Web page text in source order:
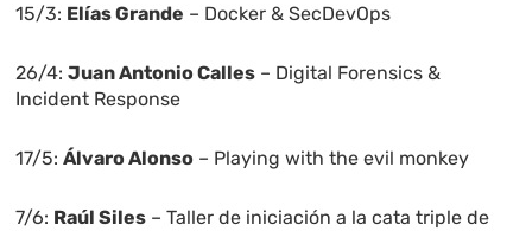
15/3: Elías Grande – Docker & SecDevOps
26/4:Juan Antonio Calles – Digital Forensics &
Incident Response
17/5:Álvaro Alonso – Playing with the evil monkey
7/6: Raúl Siles – Taller de iniciación a la cata triple de